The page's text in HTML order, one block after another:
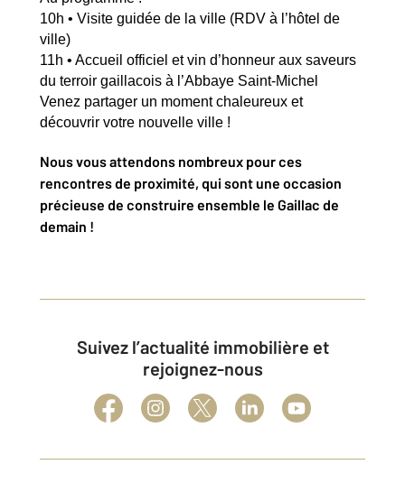
10h • Visite guidée de la ville (RDV à l’hôtel de
ville)
11h • Accueil officiel et vin d’honneur aux saveurs
du terroir gaillacois à l’Abbaye Saint-Michel
Venez partager un moment chaleureux et
découvrir votre nouvelle ville !
Nous vous attendons nombreux pour ces
rencontres de proximité, qui sont une occasion
précieuse de construire ensemble le Gaillac de
demain !
Suivez l’actualité immobilière et
rejoignez-nous